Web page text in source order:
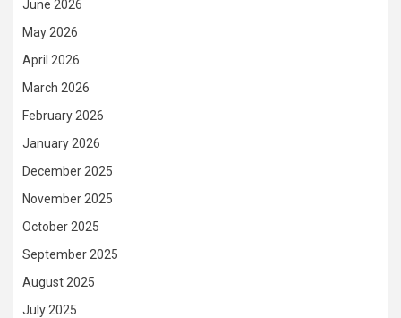
June 2026
May 2026
April 2026
March 2026
February 2026
January 2026
December 2025
November 2025
October 2025
September 2025
August 2025
July 2025